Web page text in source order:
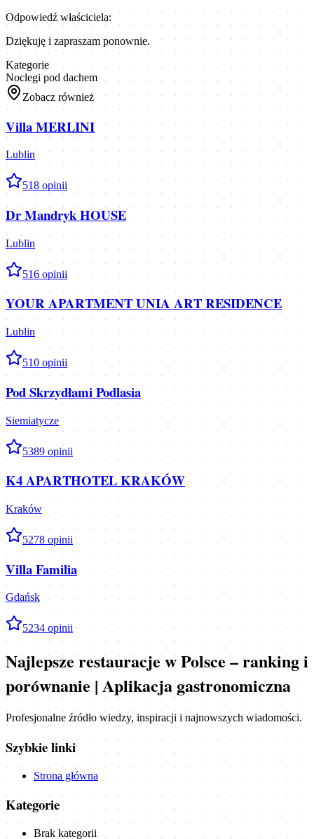
Odpowiedź właściciela:
Dziękuję i zapraszam ponownie.
Kategorie
Noclegi pod dachem
Zobacz również
Villa MERLINI
Lublin
518 opinii
Dr Mandryk HOUSE
Lublin
516 opinii
YOUR APARTMENT UNIA ART RESIDENCE
Lublin
510 opinii
Pod Skrzydłami Podlasia
Siemiatycze
5389 opinii
K4 APARTHOTEL KRAKÓW
Kraków
5278 opinii
Villa Familia
Gdańsk
5234 opinii
Najlepsze restauracje w Polsce – ranking i
porównanie | Aplikacja gastronomiczna
Profesjonalne źródło wiedzy, inspiracji i najnowszych wiadomości.
Szybkie linki
Strona główna
Kategorie
Brak kategorii